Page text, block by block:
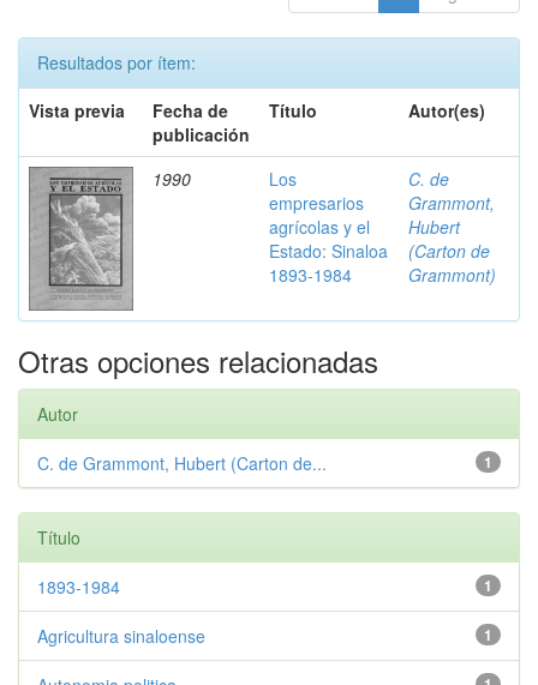
Resultados por ítem:
Vista previa
Fecha de
publicación
Título Autor(es)
1990
Los
empresarios
agrícolas y el
Estado: Sinaloa
1893-1984
C. de
Grammont,
Hubert
(Carton de
Grammont)
Otras opciones relacionadas
Autor
1
C. de Grammont, Hubert (Carton de...
Título
1
1893-1984
1
Agricultura sinaloense